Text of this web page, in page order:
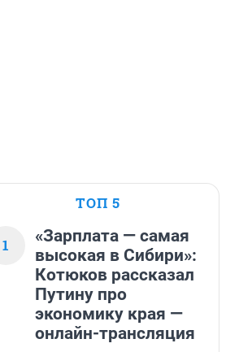
ТОП 5
1
«Зарплата — самая
высокая в Сибири»:
Котюков рассказал
Путину про
экономику края —
онлайн-трансляция